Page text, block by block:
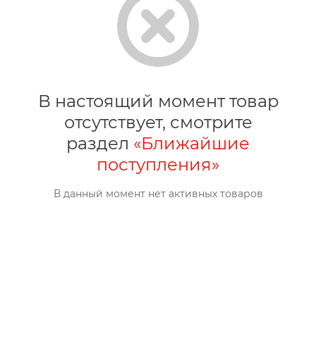
В настоящий момент товар
отсутствует, смотрите
раздел «Ближайшие
поступления»
В данный момент нет активных товаров